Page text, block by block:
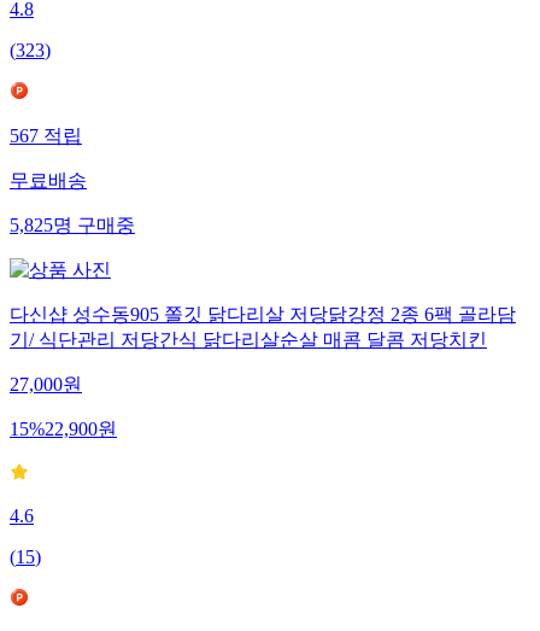
4.8
(323)
567 적립
무료배송
5,825명 구매중
다신샵 성수동905 쫄깃 닭다리살 저당닭강정 2종 6팩 골라담
기/ 식단관리 저당간식 닭다리살순살 매콤 달콤 저당치킨
27,000원
15%22,900원
4.6
(15)